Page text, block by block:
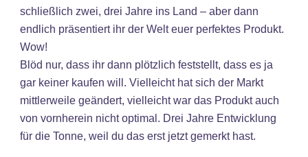
schließlich zwei, drei Jahre ins Land – aber dann
endlich präsentiert ihr der Welt euer perfektes Produkt.
Wow!
Blöd nur, dass ihr dann plötzlich feststellt, dass es ja
gar keiner kaufen will. Vielleicht hat sich der Markt
mittlerweile geändert, vielleicht war das Produkt auch
von vornherein nicht optimal. Drei Jahre Entwicklung
für die Tonne, weil du das erst jetzt gemerkt hast.